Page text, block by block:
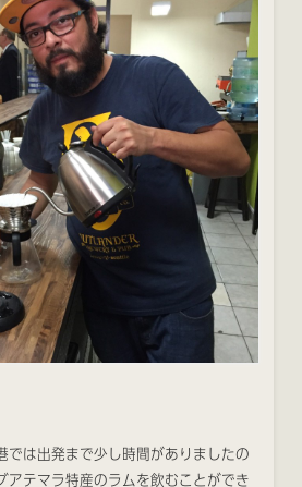
では出発まで少し時間がありましたの
アテマラ特産のラムを飲むことができ